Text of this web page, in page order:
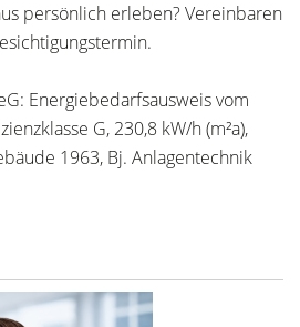
persönlich erleben? Vereinbaren
Energiebedarfsausweis vom
G, 230,8 kW/h (m²a),
1963, Bj. Anlagentechnik